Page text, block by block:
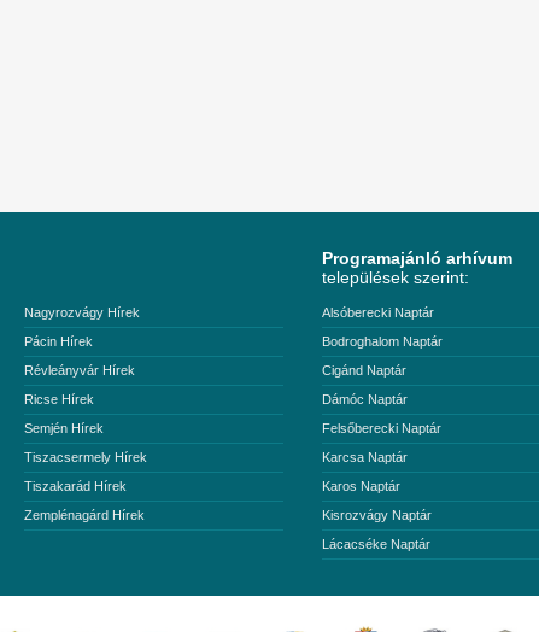
Nagyrozvágy Hírek
Pácin Hírek
Révleányvár Hírek
Ricse Hírek
Semjén Hírek
Tiszacsermely Hírek
Tiszakarád Hírek
Zemplénagárd Hírek
Programajánló arhívum
települések szerint:
Alsóberecki Naptár
Bodroghalom Naptár
Cigánd Naptár
Dámóc Naptár
Felsőberecki Naptár
Karcsa Naptár
Karos Naptár
Kisrozvágy Naptár
Lácacséke Naptár